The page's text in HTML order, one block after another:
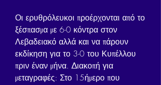
Οι ερυθρόλευκοι προέρχονται από το
ξέσπασμα με 6-0 κόντρα στον
Λεβαδειακό αλλά και να πάρουν
εκδίκηση για το 3-0 του Κυπέλλου
πριν έναν μήνα. Διακοπή για
μεταγραφές: Στο 15ήμερο που